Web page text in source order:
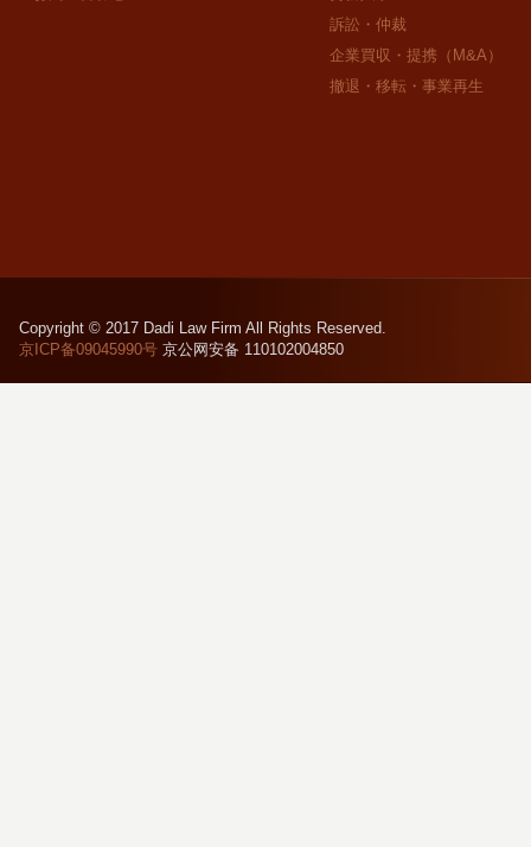
訴訟・仲裁
企業買収・提携（M&A）
撤退・移転・事業再生
Copyright © 2017 Dadi Law Firm All Rights Reserved.
京ICP备09045990号京公网安备 110102004850